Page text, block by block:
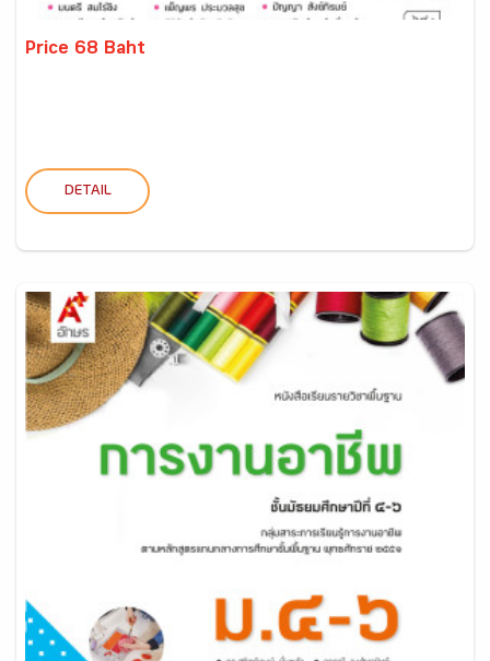
Price 68 Baht
DETAIL